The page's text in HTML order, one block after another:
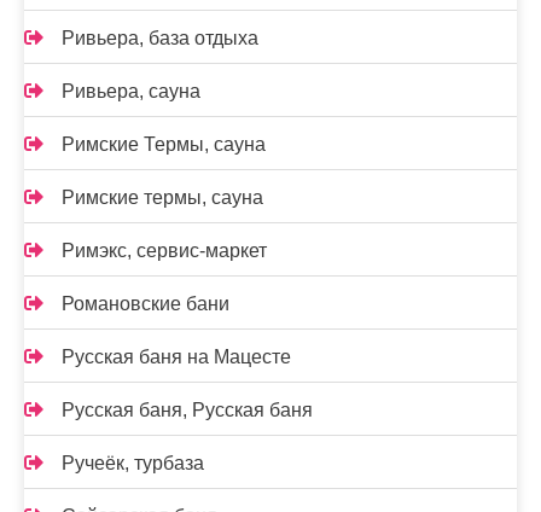
Ривьера, база отдыха
Ривьера, сауна
Римские Термы, сауна
Римские термы, сауна
Римэкс, сервис-маркет
Романовские бани
Русская баня на Мацесте
Русская баня, Русская баня
Ручеёк, турбаза